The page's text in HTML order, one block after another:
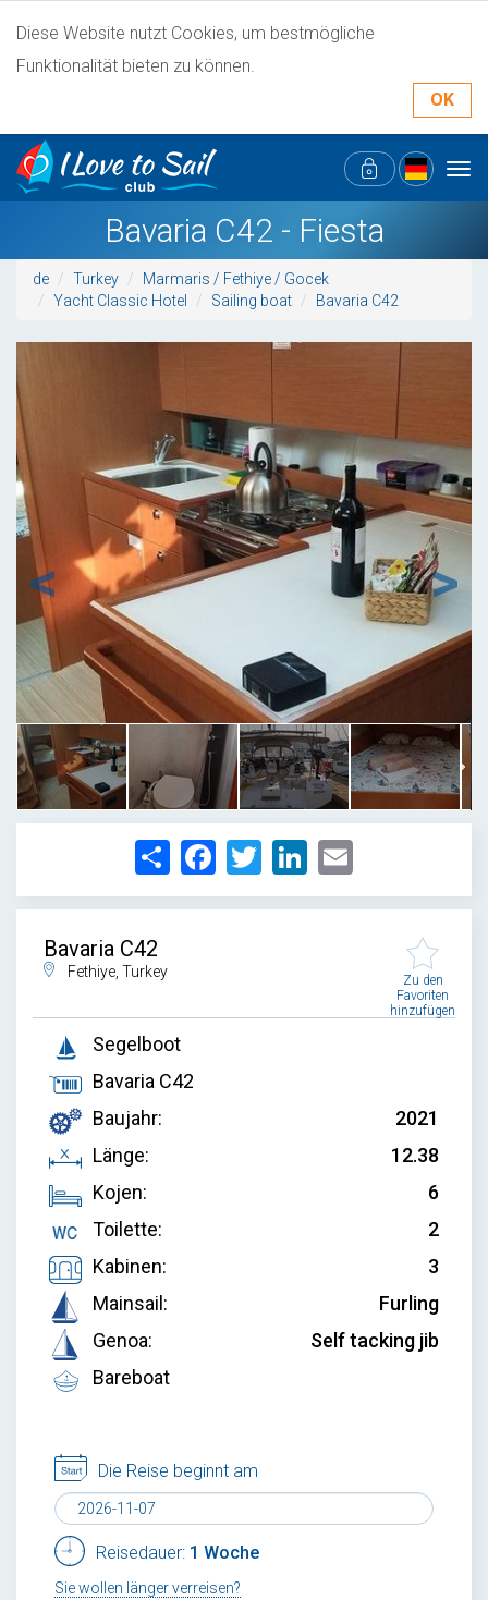
Diese Website nutzt Cookies, um bestmögliche
Funktionalität bieten zu können.
OK
Bavaria C42 - Fiesta
de Turkey
Marmaris / Fethiye / Gocek
Yacht Classic Hotel
Sailing boat Bavaria C42
1 /
Share FacebookTwitter LinkedIn
Bavaria C42
Fethiye, Turkey
Zu den
Favoriten
hinzufügen
Segelboot
Bavaria C42
Baujahr:
2021
Länge:
12.38
Kojen:
6
Toilette:
2
Kabinen:
3
Mainsail:
Furling
Genoa:
Self tacking jib
Bareboat
Die Reise beginnt am
Reisedauer: 1 Woche
Sie wollen länger verreisen?